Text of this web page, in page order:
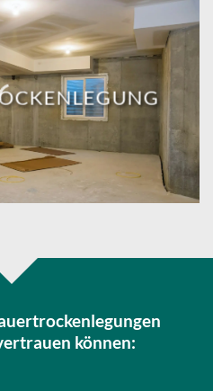
können: